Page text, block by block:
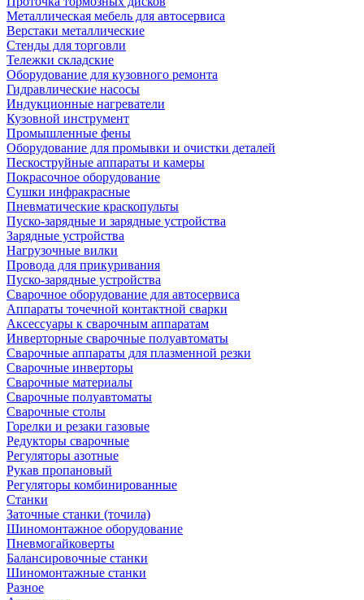
Металлическая мебель для автосервиса
Верстаки металлические
Стенды для торговли
Тележки складские
Оборудование для кузовного ремонта
Гидравлические насосы
Индукционные нагреватели
Кузовной инструмент
Промышленные фены
Оборудование для промывки и очистки деталей
Пескоструйные аппараты и камеры
Покрасочное оборудование
Сушки инфракрасные
Пневматические краскопульты
Пуско-зарядные и зарядные устройства
Зарядные устройства
Нагрузочные вилки
Провода для прикуривания
Пуско-зарядные устройства
Сварочное оборудование для автосервиса
Аппараты точечной контактной сварки
Аксессуары к сварочным аппаратам
Инверторные сварочные полуавтоматы
Сварочные аппараты для плазменной резки
Сварочные инверторы
Сварочные материалы
Сварочные полуавтоматы
Сварочные столы
Горелки и резаки газовые
Редукторы сварочные
Регуляторы азотные
Рукав пропановый
Регуляторы комбинированные
Станки
Заточные станки (точила)
Шиномонтажное оборудование
Пневмогайковерты
Балансировочные станки
Шиномонтажные станки
Разное